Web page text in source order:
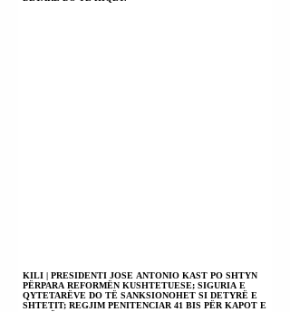
KILI | PRESIDENTI JOSE ANTONIO KAST PO SHTYN
PËRPARA REFORMËN KUSHTETUESE; SIGURIA E
QYTETARËVE DO TË SANKSIONOHET SI DETYRË E
SHTETIT; REGJIM PENITENCIAR 41 BIS PËR KAPOT E